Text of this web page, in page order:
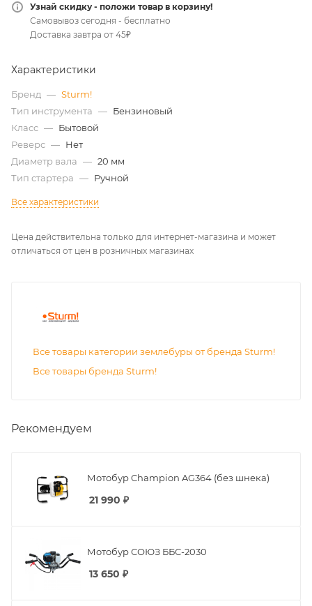
Узнай скидку - положи товар в корзину!
Самовывоз сегодня - бесплатно
Доставка завтра от 45₽
Характеристики
Бренд — Sturm!
Тип инструмента — Бензиновый
Класс — Бытовой
Реверс — Нет
Диаметр вала — 20 мм
Тип стартера — Ручной
Все характеристики
Цена действительна только для интернет-магазина и может
отличаться от цен в розничных магазинах
Все товары категории землебуры от бренда Sturm!
Все товары бренда Sturm!
Рекомендуем
Мотобур Champion AG364 (без шнека)
21 990 ₽
Мотобур СОЮЗ ББС-2030
13 650 ₽